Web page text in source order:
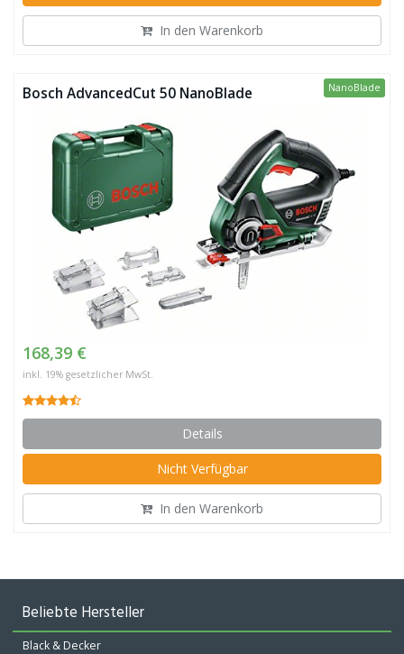
In den Warenkorb
NanoBlade
Bosch AdvancedCut 50 NanoBlade
168,39 €
inkl. 19% gesetzlicher MwSt.
Details
Nicht Verfügbar
In den Warenkorb
Beliebte Hersteller
Black & Decker